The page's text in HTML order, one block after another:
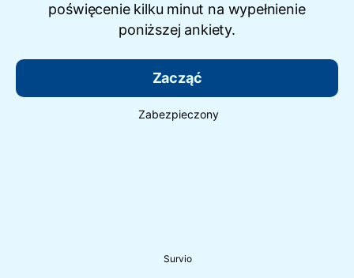
poświęcenie kilku minut na wypełnienie
poniższej ankiety.
Zacząć
Zabezpieczony
Survio